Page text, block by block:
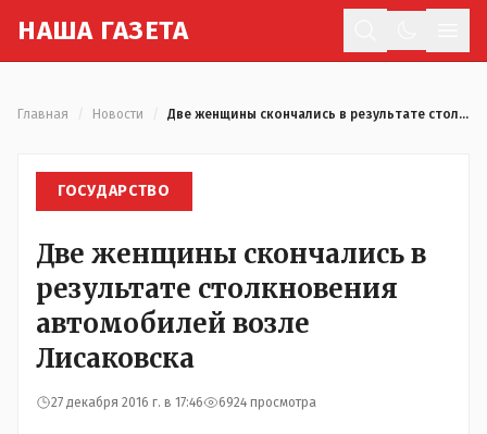
НАША ГАЗЕТА
Главная Новости Две женщины скончались в результате столкновения автомобилей возле Лисаковска
ГОСУДАРСТВО
Две женщины скончались в
результате столкновения
автомобилей возле
Лисаковска
27 декабря 2016 г. в 17:46 6924 просмотра